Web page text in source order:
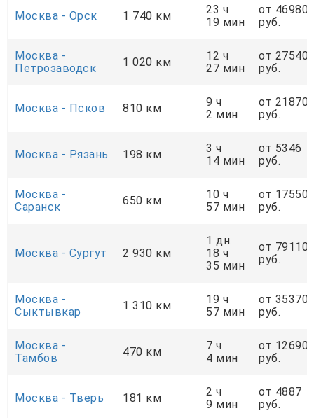
Москва - Орск 1 740 км
23 ч
19 мин
от 46980
руб.
Москва -
Петрозаводск
1 020 км
12 ч
27 мин
от 27540
руб.
Москва - Псков 810 км
9 ч
2 мин
от 21870
руб.
Москва - Рязань 198 км
3 ч
14 мин
от 5346
руб.
Москва -
Саранск
650 км
10 ч
57 мин
от 17550
руб.
Москва - Сургут 2 930 км
1 дн.
18 ч
35 мин
от 79110
руб.
Москва -
Сыктывкар
1 310 км
19 ч
57 мин
от 35370
руб.
Москва -
Тамбов
470 км
7 ч
4 мин
от 12690
руб.
Москва - Тверь 181 км
2 ч
9 мин
от 4887
руб.